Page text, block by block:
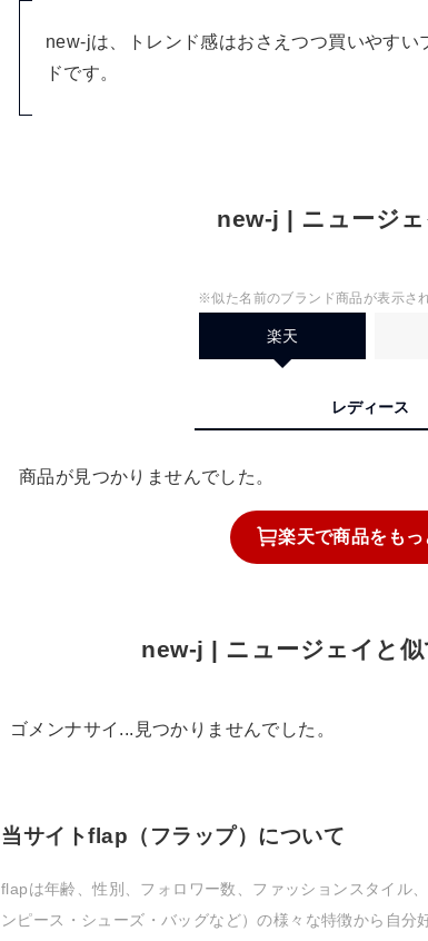
new-jは、トレンド感はおさえつつ買いやすい
ドです。
new-j | ニュージ
※似た名前のブランド商品が表示さ
楽天
レディース
商品が見つかりませんでした。
楽天で商品を も
new-j | ニュージェイと
ゴメンナサイ...見つかりませんでした。
当サイトflap（フラップ）について
flapは年齢、性別、フォロワー数、ファッションスタイル
ンピース・シューズ・バッグなど）の様々な特徴から自分